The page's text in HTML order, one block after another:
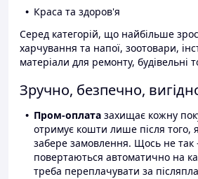
Краса та здоров'я
Серед категорій, що найбільше
харчування та напої, зоотовари,
матеріали для ремонту, будівельні
Зручно, безпечно,
Пром-оплата захищає кожну
отримує кошти лише після того,
забере замовлення. Щось не
повертаються автоматично на
треба переплачувати за